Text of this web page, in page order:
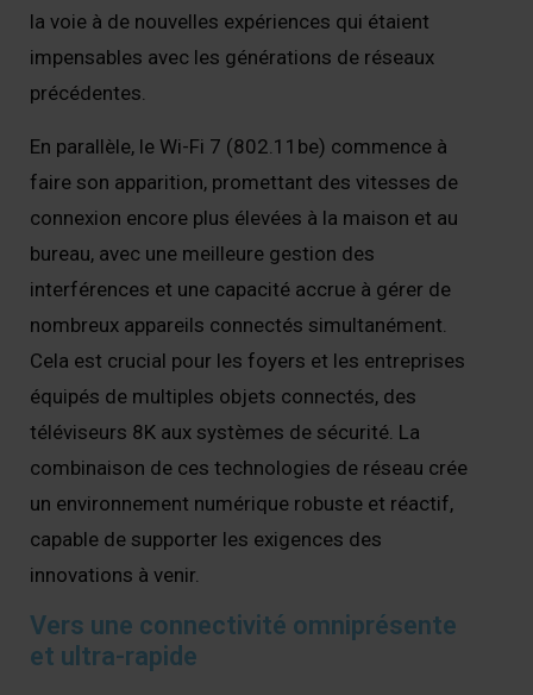
la voie à de nouvelles expériences qui étaient
impensables avec les générations de réseaux
précédentes.
En parallèle, le Wi-Fi 7 (802.11be) commence à
faire son apparition, promettant des vitesses de
connexion encore plus élevées à la maison et au
bureau, avec une meilleure gestion des
interférences et une capacité accrue à gérer de
nombreux appareils connectés simultanément.
Cela est crucial pour les foyers et les entreprises
équipés de multiples objets connectés, des
téléviseurs 8K aux systèmes de sécurité. La
combinaison de ces technologies de réseau crée
un environnement numérique robuste et réactif,
capable de supporter les exigences des
innovations à venir.
Vers une connectivité omniprésente
et ultra-rapide